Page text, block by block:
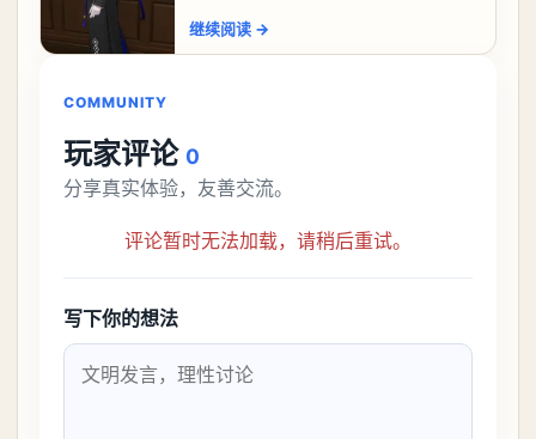
机关枪攻略。异环咖啡机关枪怎么过一、
继续阅读 →
COMMUNITY
玩家评论 0
分享真实体验，友善交流。
评论暂时无法加载，请稍后重试。
写下你的想法